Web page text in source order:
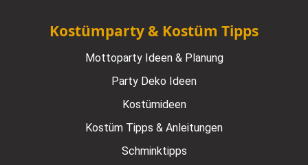
Kostümparty & Kostüm Tipps
Mottoparty Ideen & Planung
Party Deko Ideen
Kostümideen
Kostüm Tipps & Anleitungen
Schminktipps